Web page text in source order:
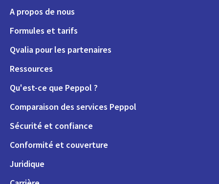
A propos de nous
Formules et tarifs
Qvalia pour les partenaires
Ressources
Qu'est-ce que Peppol ?
Comparaison des services Peppol
Sécurité et confiance
Conformité et couverture
Juridique